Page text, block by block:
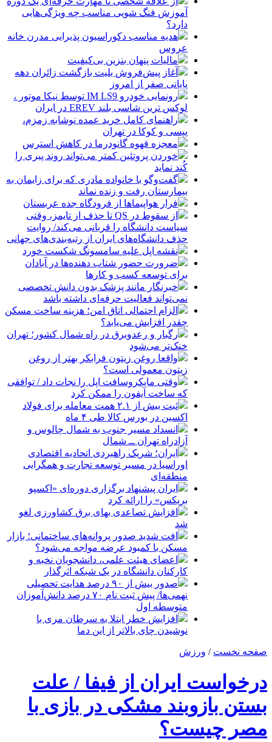
آموزش فنگ شویی مناسب چه ویژگی‌هایی
دارد؟
هدیه مناسب دکوراسیون پذیرایی مدرن خانه
عروس
مالیات پنهان بنزین بی‌کیفیت
آغاز پیش‌فروش بلیت بازگشت زائران دهه
پایانی صفر از امروز
رونمایی خودرو IM LS9 توسط نیکا موتور ،
لوکس ترین شاسی بلند EREV در ایران
راهنمای کامل خرید عمده نوشابه زمزم،
پپسی و کوکا در تهران
معجزه قهوه گانودرما در کاهش استرس
خوردن پروتئین کمتر می‌تواند روند پیری را
کُند نماید
گفت‌وگو با خانواده مادری که برای زایمان به
بیمارستان رفت و زنده نماند
فرار هواپیماها از فرودگاه جده عربستان
از سقوط در QS تا حذف از تایمز، وقتی
سیاست دانشگاه را قربانی می‌کند/ روایت
حذف دانشگاه‌های ایران از رتبه‌بندی‌های جهانی
نقشه اپل علیه سامسونگ شکست خورد
ضرورت حضور شتاب ‌دهنده‌ها در آبادان
برای توسعه کسب‌ و کارها
خبرنگار مانند پزشک بدون دانش تخصصی
نمی‌تواند فعالیت حرفه‌ای داشته باشد
الزام احتمالی اتاق امن؛ هزینه ساخت مسکن
چقدر افزایش می‌یابد؟
رگبار و رعدوبرق در راه شمال کشور؛ تهران
خنک‌تر می‌شود
واقعا روغن زیتون فرابکر بهتر از روغن
زیتون معمولی است؟
وقتی مایکروسافت اپل را نجات داد / توافقی
که ساخت آیفون را ممکن کرد
ثبت بیش از ۲.۱ همت معامله برای فولاد
اکسین در بورس کالا طی ۴ ماه
انسداد مسیر جنوب به شمال چالوس و
آزادراه تهران ــ شمال
ایران؛ شریک راهبردی اتحادیه اقتصادی
اوراسیا در مسیر توسعه تجارت و همگرایی
منطقه‌ای
ایران پیشنهاد برگزاری دوره‌ای «اکسپو
بریکس» را ارائه کرد
افزایش تصاعدی بهای برق کشاورزی لغو
شد
افت شدید صدور پروانه‌های ساختمانی؛ بازار
مسکن با کمبود عرضه مواجه می‌شود؟
اعضای هیئت علمی، دانشجویان نخبه و
کارکنان دانشگاه در یک شبکه‌ اثرگذار
صدور بیش از ۹۰ درصد هدایت تحصیلی
نهمی‌ها/ پیش ثبت نام ۷۰ درصد دانش‌آموزان
متوسطه اول
افزایش خطر ابتلا به سرطان مری با
نوشیدن چای بالاتر از این دما
صفحه نخست / ورزش
درخواست ایران از فیفا / علت
بستن بازوبند مشکی در بازی با
مصر چیست؟